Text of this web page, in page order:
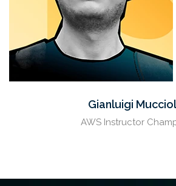
Gianluigi
AWS Instructor